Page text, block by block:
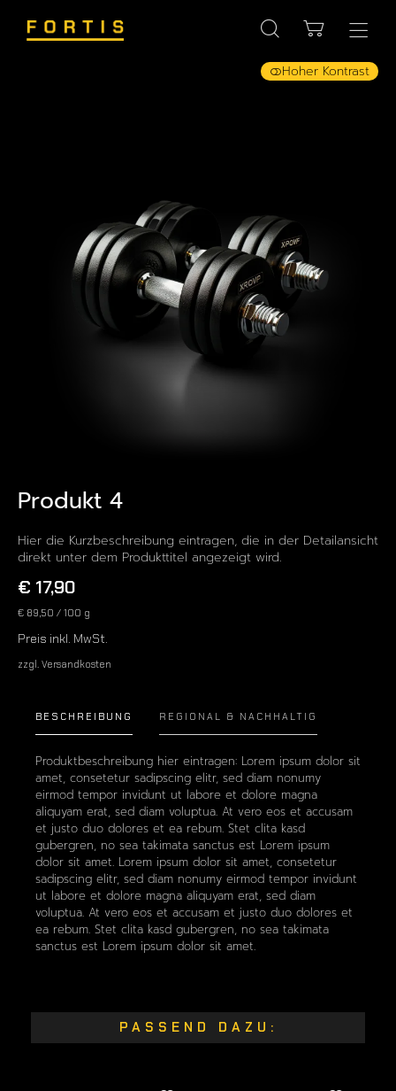
Hoher Kontrast
Produkt 4
Hier die Kurzbeschreibung eintragen, die in der Detailansicht
direkt unter dem Produkttitel angezeigt wird.
€ 17,90
€ 89,50 / 100 g
Preis inkl. MwSt.
zzgl. Versandkosten
BESCHREIBUNG REGIONAL & NACHHALTIG
Produktbeschreibung hier eintragen: Lorem ipsum dolor sit
amet, consetetur sadipscing elitr, sed diam nonumy
eirmod tempor invidunt ut labore et dolore magna
aliquyam erat, sed diam voluptua. At vero eos et accusam
et justo duo dolores et ea rebum. Stet clita kasd
gubergren, no sea takimata sanctus est Lorem ipsum
dolor sit amet. Lorem ipsum dolor sit amet, consetetur
sadipscing elitr, sed diam nonumy eirmod tempor invidunt
ut labore et dolore magna aliquyam erat, sed diam
voluptua. At vero eos et accusam et justo duo dolores et
ea rebum. Stet clita kasd gubergren, no sea takimata
sanctus est Lorem ipsum dolor sit amet.
PASSEND DAZU: